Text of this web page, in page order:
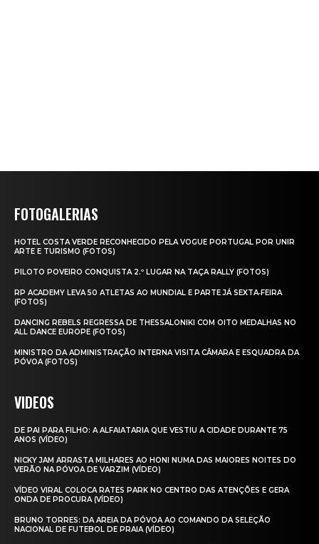
FOTOGALERIAS
HOTEL COSTA VERDE RECONHECIDO PELA VOGUE PORTUGAL POR UNIR
ARTE E TURISMO (FOTOS)
PILOTO POVEIRO CONQUISTA 2.º LUGAR NA TAÇA RALLY (FOTOS)
RP ACADEMY LEVA 50 ATLETAS AO MUNDIAL E PARTE JÁ SEXTA‑FEIRA
(FOTOS)
DANCING REBELS REGRESSA DE THESSALONIKI COM OITO MEDALHAS NO
ALL DANCE EUROPE (FOTOS)
MINISTRO DA ADMINISTRAÇÃO INTERNA VISITA CÂMARA E ESQUADRA DA
PÓVOA (FOTOS)
VIDEOS
DE PAI PARA FILHO: A ALFAIATARIA QUE VESTIU A CIDADE DURANTE 75
ANOS (VÍDEO)
NICKY JAM ARRASTA MILHARES AO HONI NUMA DAS MAIORES NOITES DO
VERÃO NA PÓVOA DE VARZIM (VÍDEO)
VÍDEO VIRAL COLOCA RATES PARK NO CENTRO DAS ATENÇÕES E GERA
ONDA DE PROCURA (VÍDEO)
BRUNO TORRES: DA AREIA DA PÓVOA AO COMANDO DA SELEÇÃO
NACIONAL DE FUTEBOL DE PRAIA (VÍDEO)